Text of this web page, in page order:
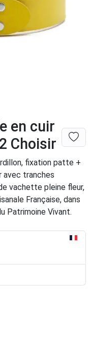
en cuir
Choisir
fixation patte +
avec tranches
vachette pleine fleur,
Française, dans
Patrimoine Vivant.